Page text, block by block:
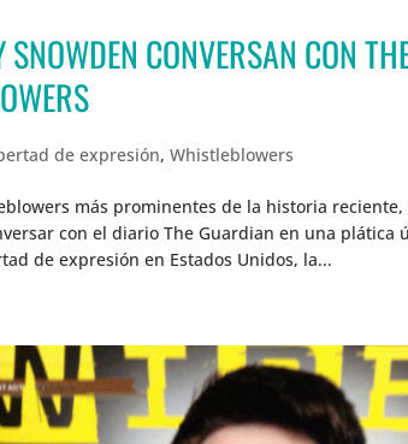
SNOWDEN CONVERSAN CON
de expresión,Whistleblowers
más prominentes de la historia
con el diario The Guardian en una plática
de expresión en Estados Unidos, la...